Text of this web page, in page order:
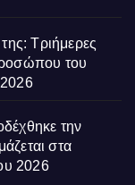
Τριήμερες
του
την
στα
2026